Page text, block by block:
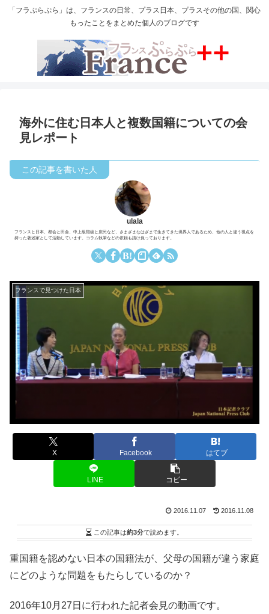
「フラぷらぷら」は、フランスの日常、プラス日本、プラスその他の国、関心
もったことをまとめた個人のブログです
海外に住む日本人と複数国籍についての会
見レポート
ulala
フランスと日本、都会と田舎、中上級階級と庶民など、さまざまなはざまで生きてきた境界人であるため、他の人と違う視点を
持った著述家として活動しています。コラム執筆などの依頼も請け負っております。
フランスで見つけた日本
X Facebook はてブ
LINE コピー
2016.11.07 2016.11.08
この記事は約3分で読めます。
重国籍を認めない日本の国籍法が、父母の国籍が違う家庭
にどのような問題をもたらしているのか？
2016年10月27日に行われた記者会見の動画です。